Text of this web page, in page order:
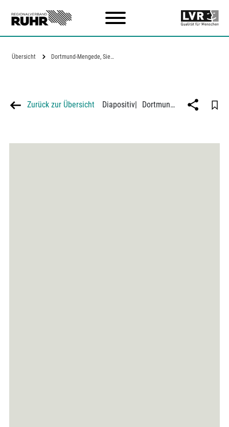
Übersicht Dortmund-Mengede, Siedlungshäuser der…
Zurück zur Übersicht Diapositiv| Dortmund-Mengede, Siedlungshäuser der Westfälischen Wohnstätten